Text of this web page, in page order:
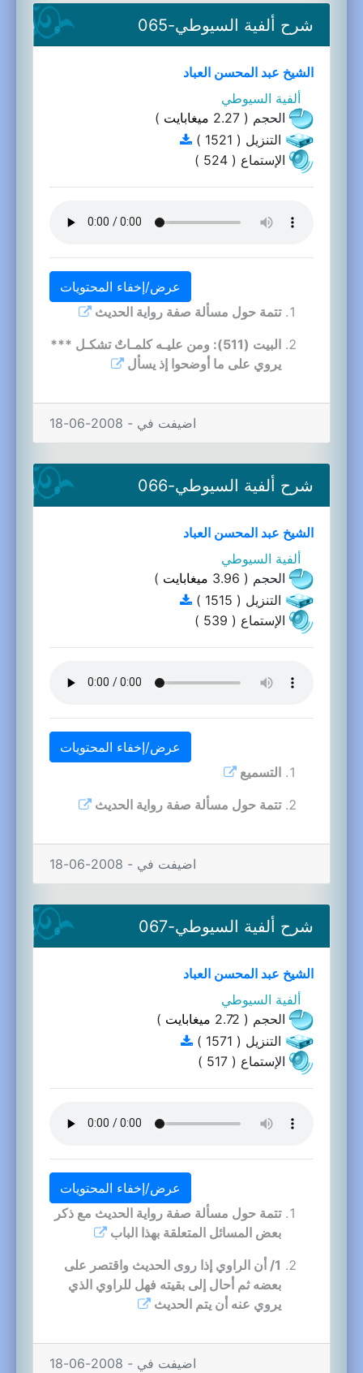
شرح ألفية السيوطي-065
الشيخ عبد المحسن العباد
ألفية السيوطي
الحجم ( 2.27
ميغابايت )
التنزيل ( 1521 )
الإستماع ( 524 )
عرض/إخفاء المحتويات
تتمة حول مسألة صفة رواية الحديث
البيت (511): ومن عليـه كلمـاتٌ تشكـل ***
يروي على ما أوضحوا إذ يسأل
اضيفت في - 2008-06-18
شرح ألفية السيوطي-066
الشيخ عبد المحسن العباد
ألفية السيوطي
الحجم ( 3.96
ميغابايت )
التنزيل ( 1515 )
الإستماع ( 539 )
عرض/إخفاء المحتويات
التسميع
تتمة حول مسألة صفة رواية الحديث
اضيفت في - 2008-06-18
شرح ألفية السيوطي-067
الشيخ عبد المحسن العباد
ألفية السيوطي
الحجم ( 2.72
ميغابايت )
التنزيل ( 1571 )
الإستماع ( 517 )
عرض/إخفاء المحتويات
تتمة حول مسألة صفة رواية الحديث مع ذكر
بعض المسائل المتعلقة بهذا الباب
1/ أن الراوي إذا روى الحديث واقتصر على
بعضه ثم أحال إلى بقيته فهل للراوي الذي
يروي عنه أن يتم الحديث
اضيفت في - 2008-06-18